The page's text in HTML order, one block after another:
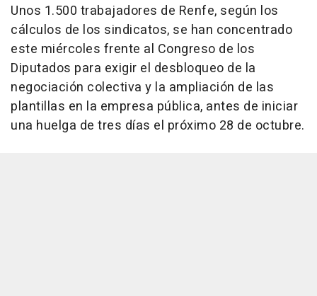
Unos 1.500 trabajadores de Renfe, según los
cálculos de los sindicatos, se han concentrado
este miércoles frente al Congreso de los
Diputados para exigir el desbloqueo de la
negociación colectiva y la ampliación de las
plantillas en la empresa pública, antes de iniciar
una huelga de tres días el próximo 28 de octubre.